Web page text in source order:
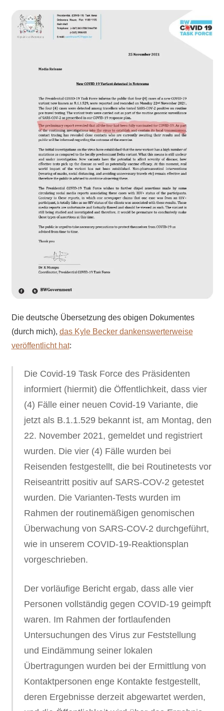
Die deutsche Übersetzung des obigen Dokumentes
(durch mich), das Kyle Becker dankenswerterweise
veröffentlicht hat:
Die Covid-19 Task Force des Präsidenten
informiert (hiermit) die Öffentlichkeit, dass vier
(4) Fälle einer neuen Covid-19 Variante, die
jetzt als B.1.1.529 bekannt ist, am Montag, den
22. November 2021, gemeldet und registriert
wurden. Die vier (4) Fälle wurden bei
Reisenden festgestellt, die bei Routinetests vor
Reiseantritt positiv auf SARS-COV-2 getestet
wurden. Die Varianten-Tests wurden im
Rahmen der routinemäßigen genomischen
Überwachung von SARS-COV-2 durchgeführt,
wie in unserem COVID-19-Reaktionsplan
vorgeschrieben.
Der vorläufige Bericht ergab, dass alle vier
Personen vollständig gegen COVID-19 geimpft
waren. Im Rahmen der fortlaufenden
Untersuchungen des Virus zur Feststellung
und Eindämmung seiner lokalen
Übertragungen wurden bei der Ermittlung von
Kontaktpersonen enge Kontakte festgestellt,
deren Ergebnisse derzeit abgewartet werden,